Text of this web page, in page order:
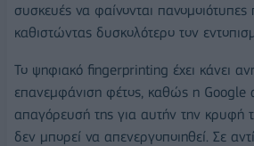
συσκευές να φαίνονται
καθιστώντας δυσκολότερο τον
Το ψηφιακό fingerprinting έχει κάνει
επανεμφάνιση φέτος, καθώς η Google
απαγόρευσή της για αυτήν την κρυφή
δεν μπορεί να απενεργοποιηθεί. Σε